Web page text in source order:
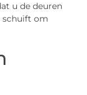
u de deuren
schuift om